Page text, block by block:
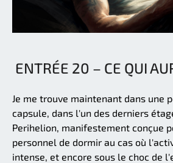
ENTRÉE 20 – CE QUI
Je me trouve maintenant dans une
capsule, dans l'un des derniers
Perihelion, manifestement conçue
personnel de dormir au cas où
intense, et encore sous le choc de